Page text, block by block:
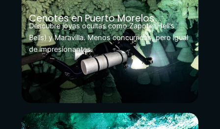
Cenotes en Puerto Morelos
Descubre joyas ocultas como Zapote (Hell’s
Bells) y Maravilla. Menos concurridas, pero igual
de impresionantes.